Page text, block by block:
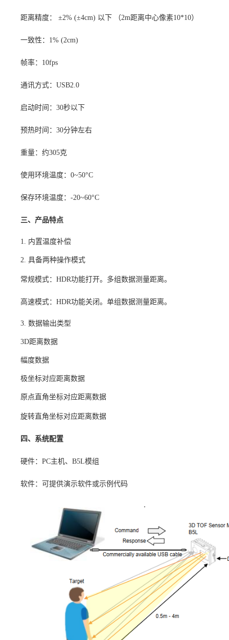
距离精度： ±2% (±4cm) 以下 （2m距离中心像素10*10）
一致性： 1% (2cm)
帧率： 10fps
通讯方式： USB2.0
启动时间： 30秒以下
预热时间： 30分钟左右
重量：约305克
使用环境温度：0~50°C
保存环境温度： -20~60°C
三、产品特点
1. 内置温度补偿
2. 具备两种操作模式
常规模式： HDR功能打开。多组数据测量距离。
高速模式： HDR功能关闭。单组数据测量距离。
3. 数据输出类型
3D距离数据
幅度数据
极坐标对应距离数据
原点直角坐标对应距离数据
旋转直角坐标对应距离数据
四、系统配置
硬件： PC主机、B5L模组
软件：可提供演示软件或示例代码